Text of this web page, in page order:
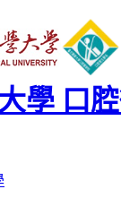
學 口